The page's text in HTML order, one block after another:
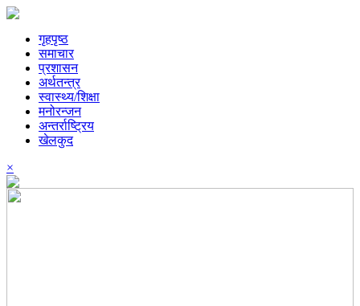
गृहपृष्ठ
समाचार
प्रशासन
अर्थतन्त्र
स्वास्थ्य/शिक्षा
मनोरन्जन
अन्तर्राष्ट्रिय
खेलकुद
×